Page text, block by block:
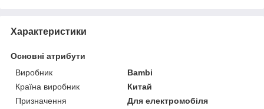
Характеристики
Основні атрибути
Виробник
Bambi
Країна виробник
Китай
Призначення
Для електромобіля